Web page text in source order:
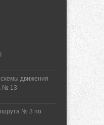
движения
№ 13
№ 3 по